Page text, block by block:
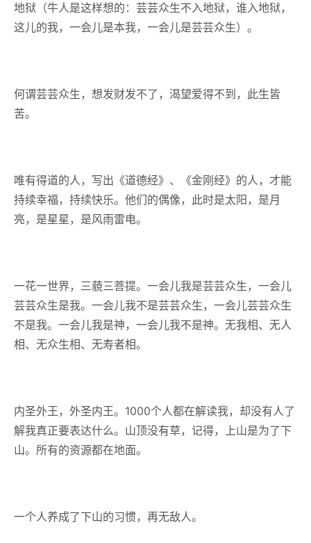
地狱（牛人是这样想的：芸芸众生不入地狱，谁入地狱，
这儿的我，一会儿是本我，一会儿是芸芸众生）。
何谓芸芸众生，想发财发不了，渴望爱得不到，此生皆
苦。
唯有得道的人，写出《道德经》、《金刚经》的人，才能
持续幸福，持续快乐。他们的偶像，此时是太阳，是月
亮，是星星，是风雨雷电。
一花一世界，三藐三菩提。一会儿我是芸芸众生，一会儿
芸芸众生是我。一会儿我不是芸芸众生，一会儿芸芸众生
不是我。一会儿我是神，一会儿我不是神。无我相、无人
相、无众生相、无寿者相。
内圣外王，外圣内王。1000个人都在解读我，却没有人了
解我真正要表达什么。山顶没有草，记得，上山是为了下
山。所有的资源都在地面。
一个人养成了下山的习惯，再无敌人。